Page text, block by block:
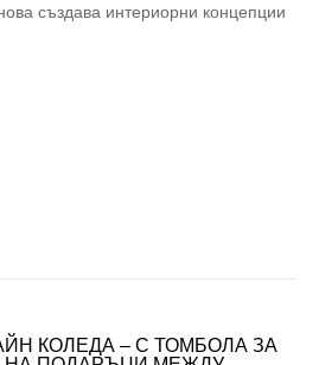
създава интериорни концепции
КОЛЕДА – С ТОМБОЛА ЗА